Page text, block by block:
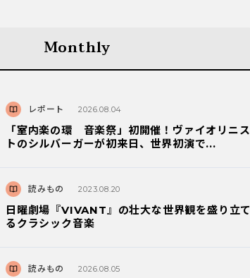
Monthly
レポート 2026.08.04
「室内楽の環 音楽祭」初開催！ヴァイオリニス
トのシルバーガーが初来日、世界初演で...
読みもの 2023.08.20
日曜劇場『VIVANT』の壮大な世界観を盛り立て
るクラシック音楽
読みもの 2026.08.05